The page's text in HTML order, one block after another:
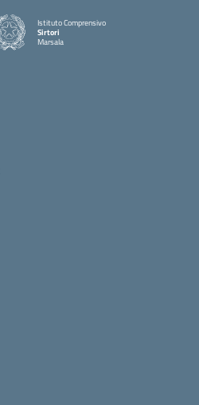
Istituto Comprensivo
Sirtori
Marsala